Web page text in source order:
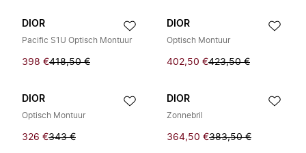
DIOR
Pacific S1U Optisch Montuur
398 €418,50 €
DIOR
Optisch Montuur
402,50 €423,50 €
DIOR
Optisch Montuur
326 €343 €
DIOR
Zonnebril
364,50 €383,50 €